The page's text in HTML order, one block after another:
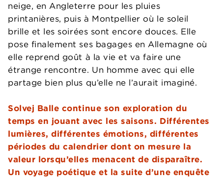
neige, en Angleterre pour les pluies
printanières, puis à Montpellier où le soleil
brille et les soirées sont encore douces. Elle
pose finalement ses bagages en Allemagne où
elle reprend goût à la vie et va faire une
étrange rencontre. Un homme avec qui elle
partage bien plus qu’elle ne l’aurait imaginé.
Solvej Balle continue son exploration du
temps en jouant avec les saisons. Différentes
lumières, différentes émotions, différentes
périodes du calendrier dont on mesure la
valeur lorsqu’elles menacent de disparaître.
Un voyage poétique et la suite d’une enquête